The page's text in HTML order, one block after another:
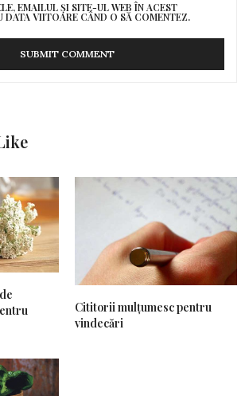
EMAILUL ȘI SITE-UL WEB ÎN ACEST
DATA VIITOARE CÂND O SĂ COMENTEZ.
Cititorii mulțumesc pentru
vindecări